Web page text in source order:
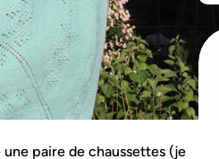
une paire de chaussettes (je